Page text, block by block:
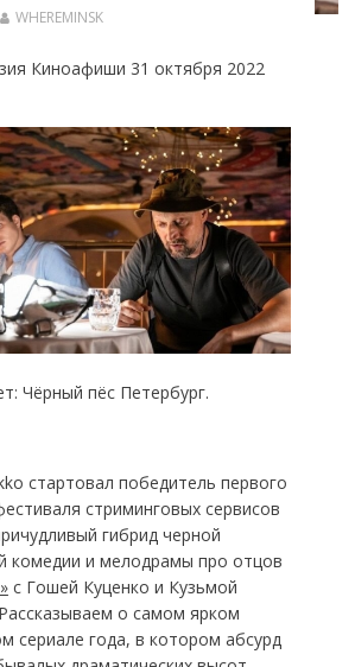
WHEREMINSK
Киноафиши 31 октября 2022
Чёрный пёс Петербург.
стартовал победитель первого
стриминговых сервисов
гибрид черной
комедии и мелодрамы про отцов
с Гошей Куценко и Кузьмой
о самом ярком
сериале года, в котором абсурд